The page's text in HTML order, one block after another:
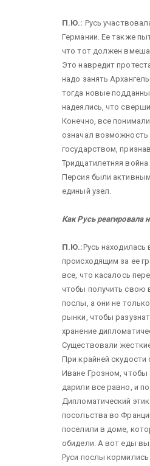
П.Ю.: Русь
Германии. Ее также
что тот должен
Это навредит
надо занять
тогда новые
надеялись, что
Конечно, все
означал возможность
государством,
Тридцатилетняя
Персия были
единый узел.
Как Русь реагировала
П.Ю.:Русь
происходящим за ее
все, что касалось
чтобы получить свою
послы, а они не
рынки, чтобы
хранение
Существовали
При крайней
Иване Грозном, чтобы
дарили все равно, и
Дипломатический
посольства во
поселили в доме,
обидели. А вот еды
Руси послы